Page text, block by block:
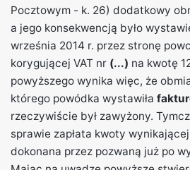
Pocztowym - k. 26) dodatkowy
a jego konsekwencją było
września 2014 r. przez stronę
korygującej VAT nr (...) na kwotę
powyższego wynika więc, że
którego powódka wystawiła
rzeczywiście był zawyżony.
sprawie zapłata kwoty
dokonana przez pozwaną już po